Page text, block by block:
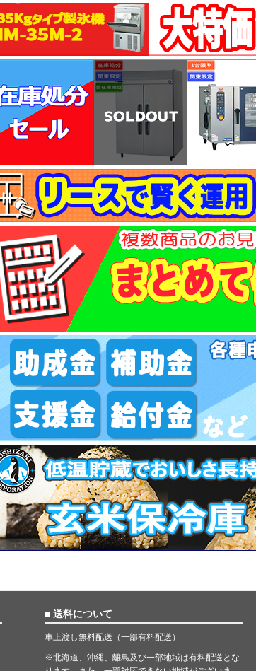
■ 送料について
車上渡し無料配送（一部有料配送）
※北海道、沖縄、離島及び一部地域は有料配送とな